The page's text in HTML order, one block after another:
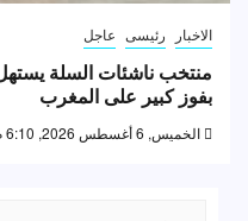
الاخبار رئيسى عاجل
منتخب ناشئات السلة
بفوز كبير على المغرب
الخميس, 6 أغسطس 2026, 6:10 م